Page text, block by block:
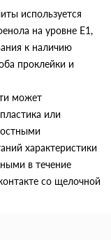
используется
на уровне Е1,
к наличию
проклейки и
может
или
характеристики
в течение
со щелочной